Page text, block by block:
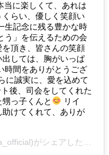
当に楽しくて、あれは
らい、優しく笑顔い
生記念に残る豊かな時
う」を伝えるための会
頂き、皆さんの笑顔
しては、胸がいっぱ
時間をありがとうござ
に誠実に、愛を込めて
後、司会をしてくれた
っ子くんと
リイ
けてくれて、ありが
がシェアした投稿 -